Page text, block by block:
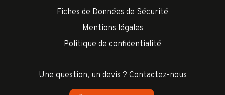
Fiches de Données de Sécurité
Mentions légales
Politique de confidentialité
Une question, un devis ? Contactez-nous